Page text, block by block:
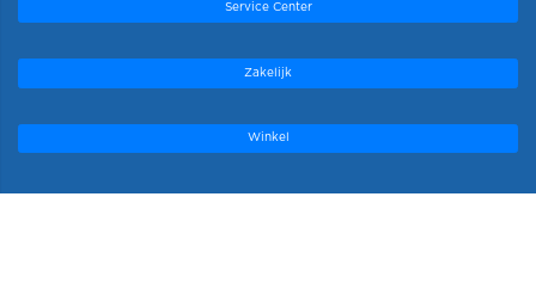
Service Center
Zakelijk
Winkel